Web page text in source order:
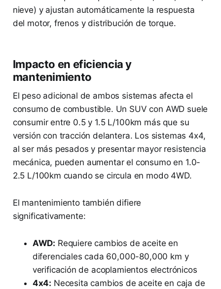
nieve) y ajustan automáticamente la respuesta
del motor, frenos y distribución de torque.
Impacto en eficiencia y
mantenimiento
El peso adicional de ambos sistemas afecta el
consumo de combustible. Un SUV con AWD suele
consumir entre 0.5 y 1.5 L/100km más que su
versión con tracción delantera. Los sistemas 4x4,
al ser más pesados y presentar mayor resistencia
mecánica, pueden aumentar el consumo en 1.0-
2.5 L/100km cuando se circula en modo 4WD.
El mantenimiento también difiere
significativamente:
AWD: Requiere cambios de aceite en
diferenciales cada 60,000-80,000 km y
verificación de acoplamientos electrónicos
4x4: Necesita cambios de aceite en caja de